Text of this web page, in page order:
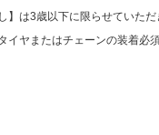
】は3歳以下に限らせていただ
イヤまたはチェーンの装着必